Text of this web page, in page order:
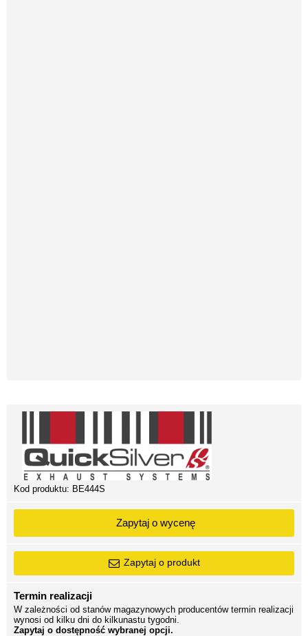
Kod produktu: BE444S
Zapytaj o wycenę
Zapytaj o produkt
Termin realizacji
W zależności od stanów magazynowych producentów termin realizacji
wynosi od kilku dni do kilkunastu tygodni.
Zapytaj o dostępność wybranej opcji.